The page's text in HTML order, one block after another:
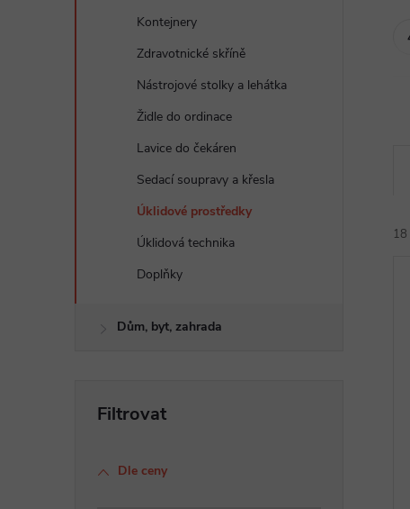
Kontejnery
Zdravotnické skříně
Nástrojové stolky a lehátka
Židle do ordinace
Lavice do čekáren
Sedací soupravy a křesla
Úklidové prostředky
Úklidová technika
Doplňky
Dům, byt, zahrada
Dle ceny
18